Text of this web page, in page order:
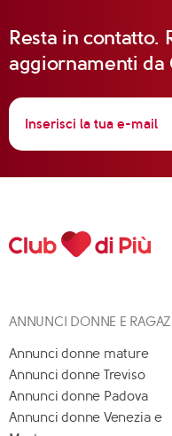
Resta in contatto.
aggiornamenti da
ANNUNCI DONNE E
Annunci donne mature
Annunci donne Treviso
Annunci donne Padova
Annunci donne Venezia e